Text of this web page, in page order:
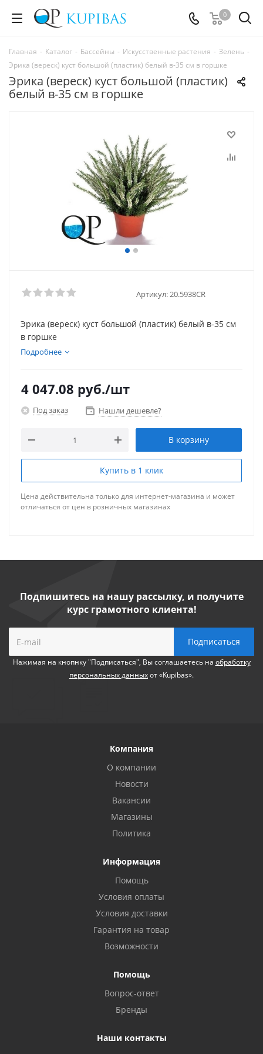
0
Главная - Каталог - Бассейны - Искусственные растения - Зелень -
Эрика (вереск) куст большой (пластик) белый в-35 см в горшке
Эрика (вереск) куст большой (пластик)
белый в-35 см в горшке
Артикул: 20.5938CR
Эрика (вереск) куст большой (пластик) белый в-35 см
в горшке
Подробнее
4 047.08 руб./шт
Под заказ Нашли дешевле?
В корзину
Купить в 1 клик
Цена действительна только для интернет-магазина и может
отличаться от цен в розничных магазинах
Подпишитесь на нашу рассылку, и получите
курс грамотного клиента!
Нажимая на кнопнку "Подписаться", Вы соглашаетесь на обработку
персональных данныхот «Kupibas».
Компания
О компании
Новости
Вакансии
Магазины
Политика
Информация
Помощь
Условия оплаты
Условия доставки
Гарантия на товар
Возможности
Помощь
Вопрос-ответ
Бренды
Наши контакты